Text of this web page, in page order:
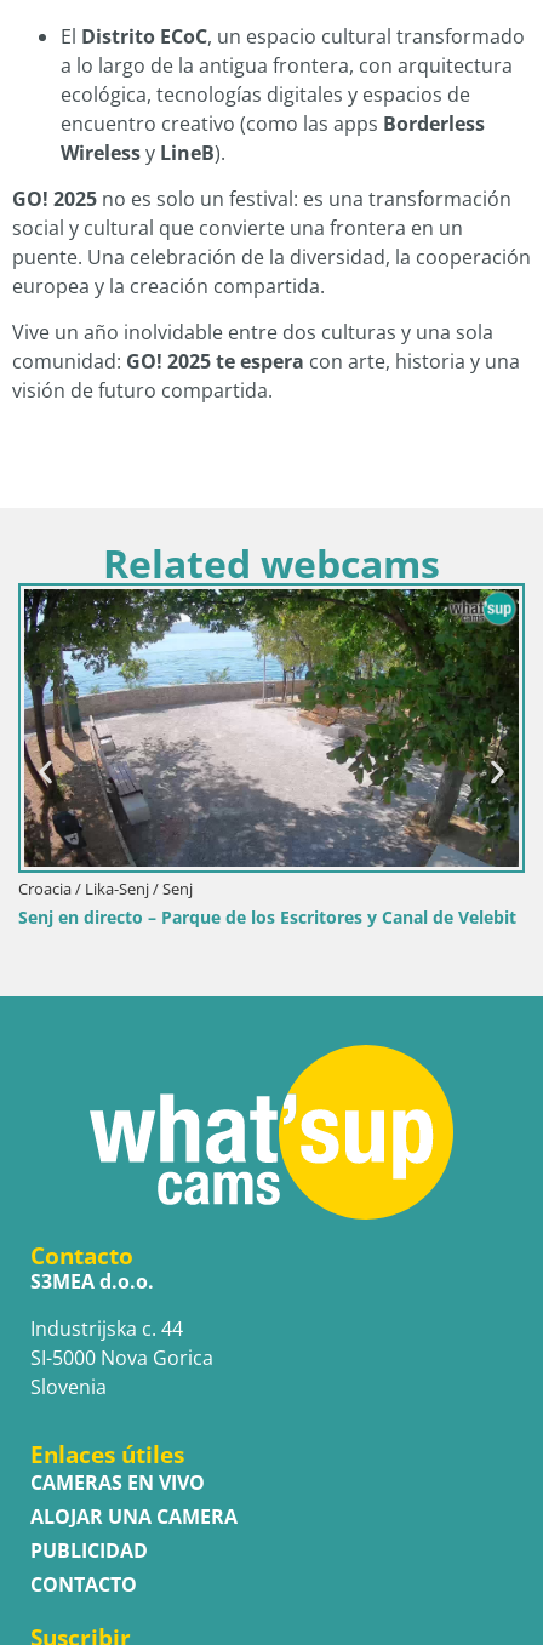
El Distrito ECoC, un espacio cultural transformado
a lo largo de la antigua frontera, con arquitectura
ecológica, tecnologías digitales y espacios de
encuentro creativo (como las apps Borderless
Wirelessy LineB).
GO! 2025 no es solo un festival: es una transformación
social y cultural que convierte una frontera en un
puente. Una celebración de la diversidad, la cooperación
europea y la creación compartida.
Vive un año inolvidable entre dos culturas y una sola
comunidad: GO! 2025 te espera con arte, historia y una
visión de futuro compartida.
Related webcams
los Escritores y Canal de Velebit
Eslovenia / Savinjska / Velenje
Webcam lago Velenje –
Contacto
S3MEA d.o.o.
Industrijska c. 44
SI-5000 Nova Gorica
Slovenia
Enlaces útiles
CAMERAS EN VIVO
ALOJAR UNA CAMERA
PUBLICIDAD
CONTACTO
Suscribir